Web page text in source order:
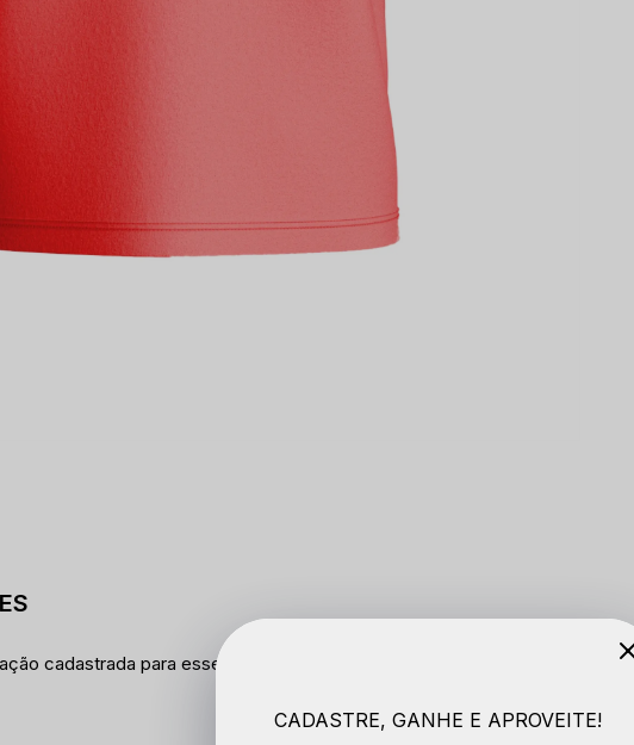
cadastrada para esse produto.
CADASTRE, GANHE E APROVEITE!